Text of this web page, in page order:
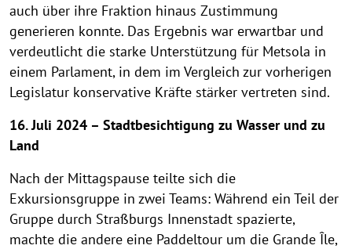
auch über ihre Fraktion hinaus Zustimmung
generieren konnte. Das Ergebnis war erwartbar und
verdeutlicht die starke Unterstützung für Metsola in
einem Parlament, in dem im Vergleich zur vorherigen
Legislatur konservative Kräfte stärker vertreten sind.
16. Juli 2024 – Stadtbesichtigung zu Wasser und zu
Land
Nach der Mittagspause teilte sich die
Exkursionsgruppe in zwei Teams: Während ein Teil der
Gruppe durch Straßburgs Innenstadt spazierte,
machte die andere eine Paddeltour um die Grande Île,